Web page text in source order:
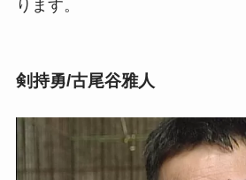
ります。
剣持勇/古尾谷雅人